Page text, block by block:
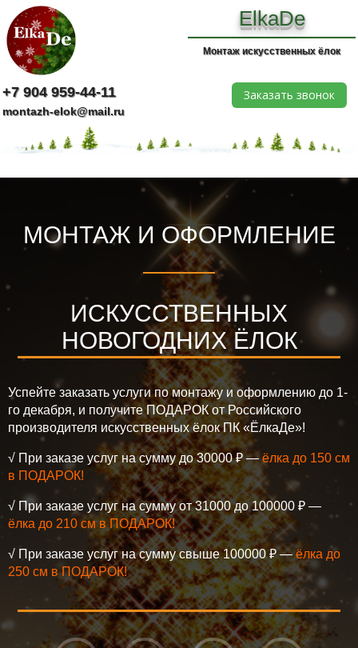
ElkaDe
Монтаж искусственных ёлок
+7 904 959-44-11
montazh-elok@mail.ru
Заказать звонок
МОНТАЖ И ОФОРМЛЕНИЕ
ИСКУССТВЕННЫХ
НОВОГОДНИХ ЁЛОК
Успейте заказать услуги по монтажу и оформлению до 1-
го декабря, и получите ПОДАРОК от Российского
производителя искусственных ёлок ПК «ЁлкаДе»!
√ При заказе услуг на сумму до 30000 ₽ — ёлка до 150 см
в ПОДАРОК!
√ При заказе услуг на сумму от 31000 до 100000 ₽ —
ёлка до 210 см в ПОДАРОК!
√ При заказе услуг на сумму свыше 100000 ₽ — ёлка до
250 см в ПОДАРОК!